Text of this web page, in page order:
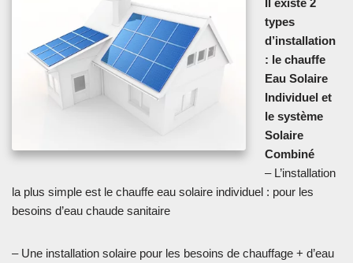
Il existe 2
types
d’installation
: le chauffe
Eau Solaire
Individuel et
le système
Solaire
Combiné
– L’installation
la plus simple est le chauffe eau solaire individuel : pour les
besoins d’eau chaude sanitaire
– Une installation solaire pour les besoins de chauffage + d’eau